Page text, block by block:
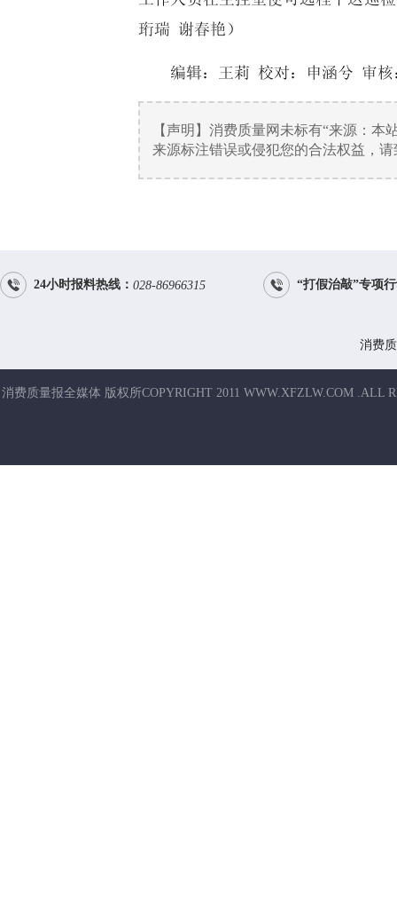
珩瑞 谢春艳）
编辑：王莉 校对：申涵兮 审核
【声明】消费质量网未标有“来源：
来源标注错误或侵犯您的合法权益，
 24小时报料热线： 028-86966315  “打假治敲”专项
消费
消费质量报全媒体 版权所COPYRIGHT 2011 WWW.XFZLW.COM .ALL